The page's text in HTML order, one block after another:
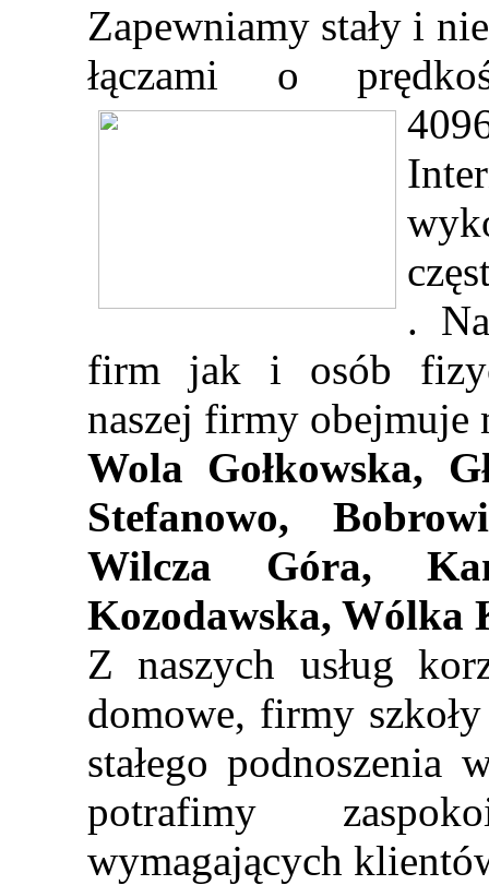
Zapewniamy stały i
łączami o
.
firm jak i osób
naszej firmy obejmuje
Wola Gołkowska,
Stefanowo,
Wilcza Góra,
Kozodawska, Wólka
Z naszych usług
domowe, firmy
stałego podnoszenia
potrafimy
wymagających